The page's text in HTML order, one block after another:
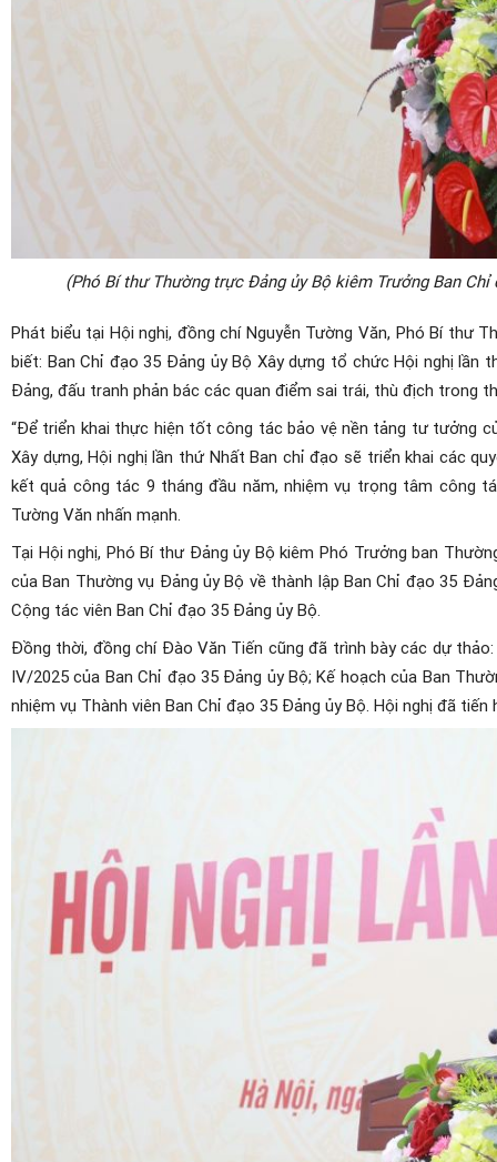
(Phó Bí thư Thường trực Đảng ủy Bộ kiêm Trưởng Ban
Phát biểu tại Hội nghị, đồng chí Nguyễn Tường Văn, Phó Bí thư
biết: Ban Chỉ đạo 35 Đảng ủy Bộ Xây dựng tổ chức Hội nghị
Đảng, đấu tranh phản bác các quan điểm sai trái, thù địch trong
“Để triển khai thực hiện tốt công tác bảo vệ nền tảng tư tưởng
Xây dựng, Hội nghị lần thứ Nhất Ban chỉ đạo sẽ triển khai các
kết quả công tác 9 tháng đầu năm, nhiệm vụ trọng tâm công
Tường Văn nhấn mạnh.
Tại Hội nghị, Phó Bí thư Đảng ủy Bộ kiêm Phó Trưởng ban
của Ban Thường vụ Đảng ủy Bộ về thành lập Ban Chỉ đạo 35
Cộng tác viên Ban Chỉ đạo 35 Đảng ủy Bộ.
Đồng thời, đồng chí Đào Văn Tiến cũng đã trình bày các dự
IV/2025 của Ban Chỉ đạo 35 Đảng ủy Bộ; Kế hoạch của Ban
nhiệm vụ Thành viên Ban Chỉ đạo 35 Đảng ủy Bộ. Hội nghị đã